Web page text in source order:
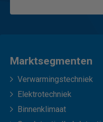
Marktsegmenten
Verwarmingstechniek
Elektrotechniek
Binnenklimaat